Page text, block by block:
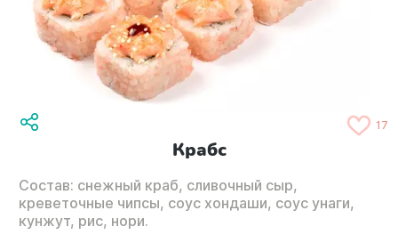
17
Крабс
Состав: снежный краб, сливочный сыр,
креветочные чипсы, соус хондаши, соус унаги,
кунжут, рис, нори.